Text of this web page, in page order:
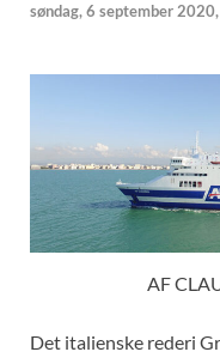
søndag, 6 september
AF
Det italienske rederi